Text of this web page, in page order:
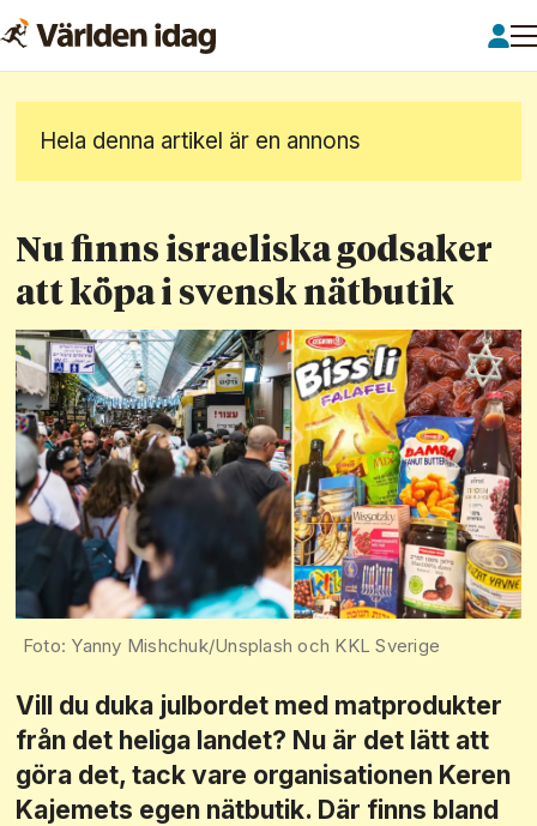
Hela denna artikel är en annons
Nu finns israeliska godsaker
att köpa i svensk nätbutik
Yanny Mishchuk/Unsplash och KKL Sverige
Vill du duka julbordet med matprodukter
från det heliga landet? Nu är det lätt att
göra det, tack vare organisationen Keren
Kajemets egen nätbutik. Där finns bland